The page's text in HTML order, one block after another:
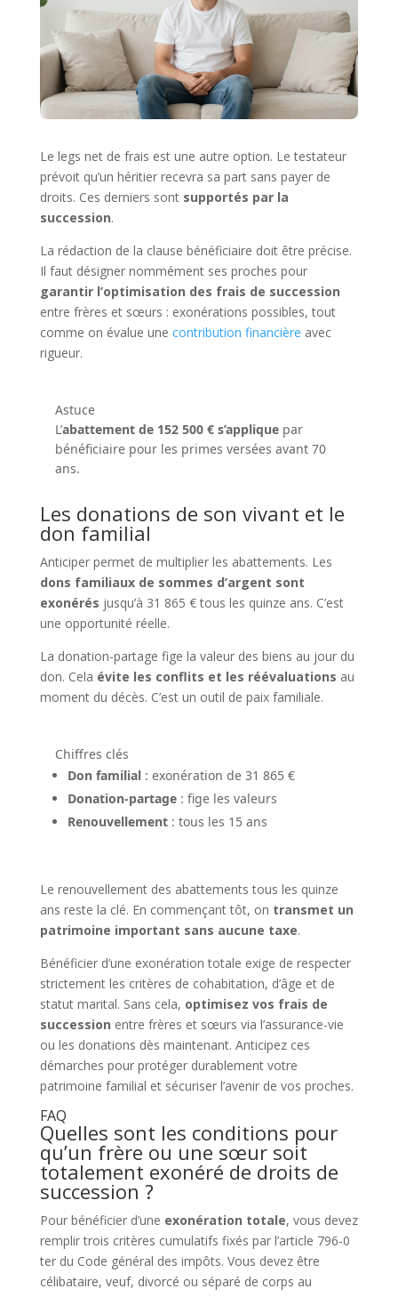
Le legs net de frais est une autre option. Le testateur
prévoit qu’un héritier recevra sa part sans payer de
droits. Ces derniers sont supportés par la
succession.
La rédaction de la clause bénéficiaire doit être précise.
Il faut désigner nommément ses proches pour
garantir l’optimisation des frais de succession
entre frères et sœurs : exonérations possibles, tout
comme on évalue une contribution financière avec
rigueur.
Astuce
L’abattement de 152 500 € s’applique par
bénéficiaire pour les primes versées avant 70
ans.
Les donations de son vivant et le
don familial
Anticiper permet de multiplier les abattements. Les
dons familiaux de sommes d’argent sont
exonérés jusqu’à 31 865 € tous les quinze ans. C’est
une opportunité réelle.
La donation-partage fige la valeur des biens au jour du
don. Cela évite les conflits et les réévaluations au
moment du décès. C’est un outil de paix familiale.
Chiffres clés
Don familial : exonération de 31 865 €
Donation-partage : fige les valeurs
Renouvellement : tous les 15 ans
Le renouvellement des abattements tous les quinze
ans reste la clé. En commençant tôt, on transmet un
patrimoine important sans aucune taxe.
Bénéficier d’une exonération totale exige de respecter
strictement les critères de cohabitation, d’âge et de
statut marital. Sans cela, optimisez vos frais de
succession entre frères et sœurs via l’assurance-vie
ou les donations dès maintenant. Anticipez ces
démarches pour protéger durablement votre
patrimoine familial et sécuriser l’avenir de vos proches.
FAQ
Quelles sont les conditions pour
qu’un frère ou une sœur soit
totalement exonéré de droits de
succession ?
Pour bénéficier d’une exonération totale, vous devez
remplir trois critères cumulatifs fixés par l’article 796-0
ter du Code général des impôts. Vous devez être
célibataire, veuf, divorcé ou séparé de corps au